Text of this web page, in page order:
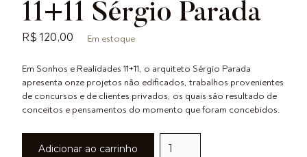
11+11 Sérgio Parada
R$ 120,00 Em estoque
Em Sonhos e Realidades 11+11, o arquiteto Sérgio Parada
apresenta onze projetos não edificados, trabalhos provenientes
de concursos e de clientes privados, os quais são resultado de
conceitos e pensamentos do momento que foram concebidos.